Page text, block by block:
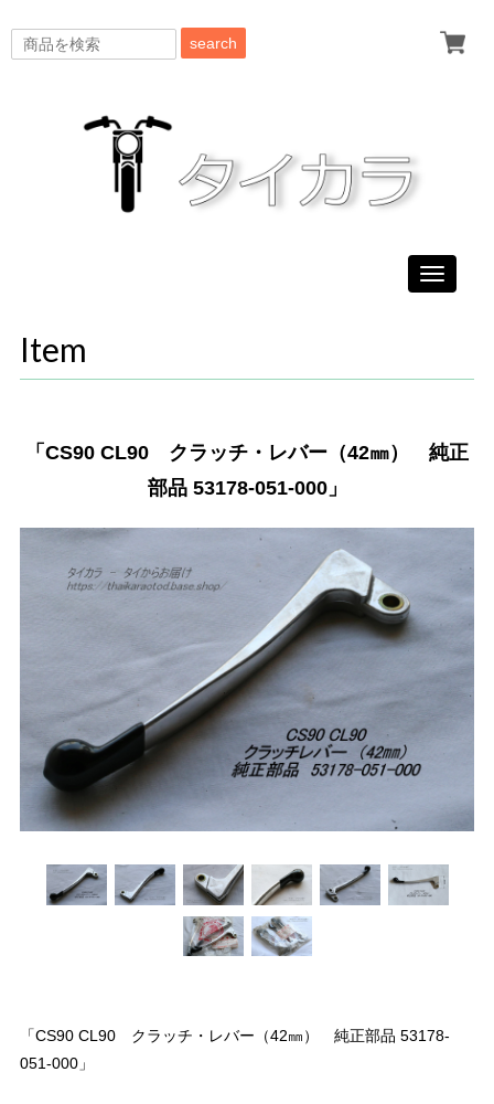
search
Toggle
Item
「CS90 CL90 クラッチ・レバー（42㎜） 純正
部品 53178-051-000」
「CS90 CL90 クラッチ・レバー（42㎜） 純正部品 53178-
051-000」